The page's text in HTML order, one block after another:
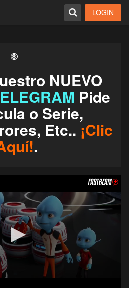
LOGIN
NUEVO
Pide
o Serie,
Etc.. ¡Clic
.